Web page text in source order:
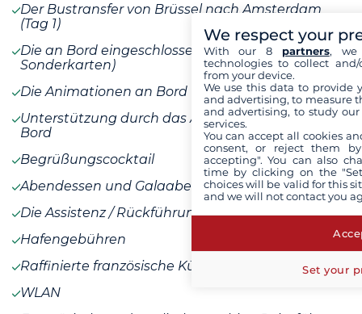
Der Bustransfer von Brüssel nach Amsterdam
(Tag 1)
Die an Bord eingeschlossenen Getränke (außer
Sonderkarten)
Die Animationen an Bord
Unterstützung durch das Animationsteam an
Bord
Begrüßungscocktail
Abendessen und Galaabend
Die Assistenz / Rückführungsversicherung
Hafengebühren
Raffinierte französische Küche
WLAN
We respect your
With our 8 partners, we
technologies to collect
from your device.
We use this data to provide
and advertising, to measure
and advertising, to study
services.
You can accept all cookies
consent, or reject them
accepting". You can also
time by clicking on the
choices will be valid for this
and we will not contact you
Set your